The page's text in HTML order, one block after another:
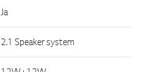
Ja
2.1 Speaker system